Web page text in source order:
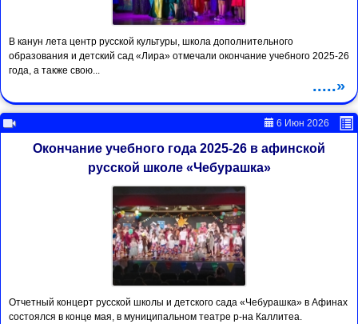
В канун лета центр русской культуры, школа дополнительного
образования и детский сад «Лира» отмечали окончание учебного 2025-26
года, а также свою...
.....»
6 Июн 2026
Окончание учебного года 2025-26 в афинской
русской школе «Чебурашка»
Отчетный концерт русской школы и детского сада «Чебурашка» в Афинах
состоялся в конце мая, в муниципальном театре р-на Каллитеа.